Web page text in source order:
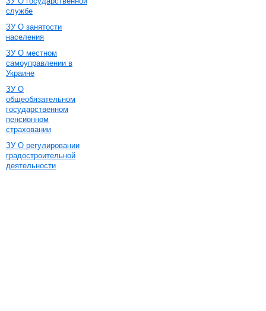
службе
ЗУ О занятости
населения
ЗУ О местном
самоуправлении в
Украине
ЗУ О
общеобязательном
государственном
пенсионном
страховании
ЗУ О регулировании
градостроительной
деятельности